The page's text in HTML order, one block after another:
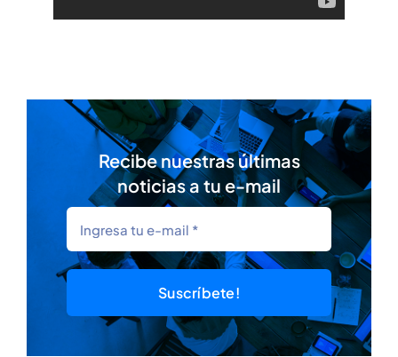
Recibe nuestras últimas
noticias a tu e-mail
Suscríbete!